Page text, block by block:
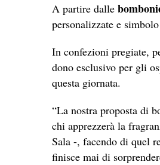
A partire dalle
personalizzate e
In confezioni pregiate,
dono esclusivo per gli
questa giornata.
“La nostra proposta di
chi apprezzerà la
Sala -, facendo di quel
finisce mai di